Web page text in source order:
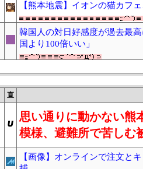
【熊本地震】イオンの猫カフ
韓国人の対日好感度が過去最
国より100倍いい」
直
思い通りに動かない熊
模様、避難所で苦し
【画像】オンラインで注文と